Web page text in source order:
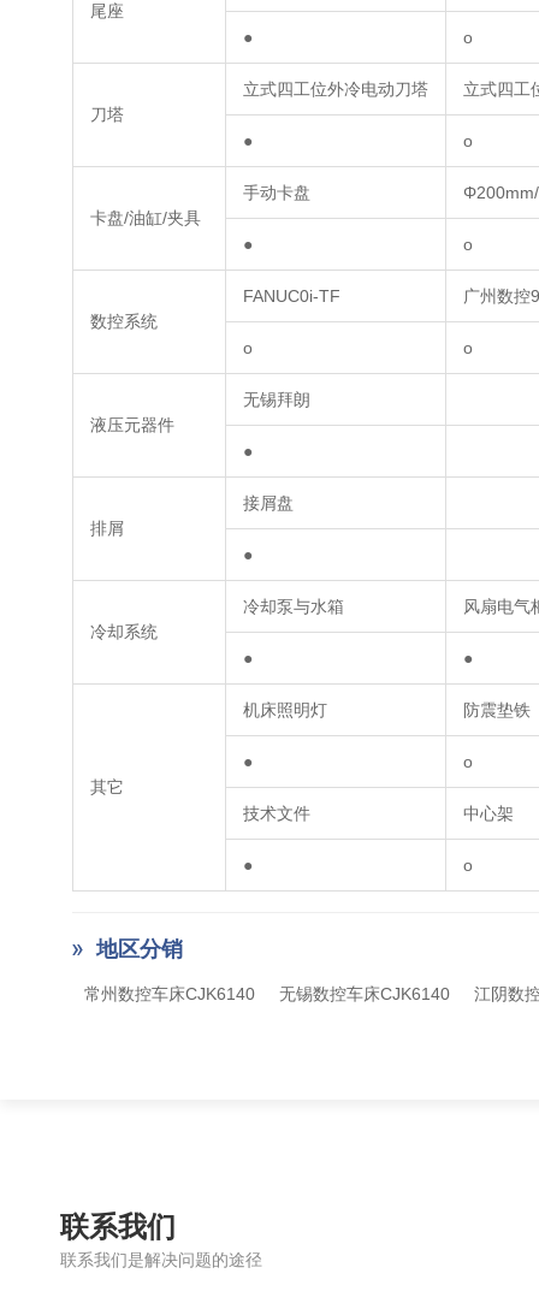
尾座
● o
刀塔
立式四工位外冷电动刀塔 立式四工
● o
卡盘/油缸/夹具
手动卡盘
● o
数控系统
FANUC0i-TF 广州数控
o o
液压元器件
无锡拜朗
●
排屑
接屑盘
●
冷却系统
冷却泵与水箱 风扇电气
● ●
其它
机床照明灯 防震垫铁
● o
技术文件 中心架
● o
地区分销
常州数控车床CJK6140 无锡数控车床CJK6140 江阴数
联系我们
联系我们是解决问题的途径